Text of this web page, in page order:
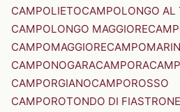
CAMPOLIETOCAMPOLONGO AL
CAMPOLONGO MAGGIORE
CAMPOMAGGIORE
CAMPONOGARACAMPORA
CAMPORGIANOCAMPOROSSO
CAMPOROTONDO DI FIASTRONE